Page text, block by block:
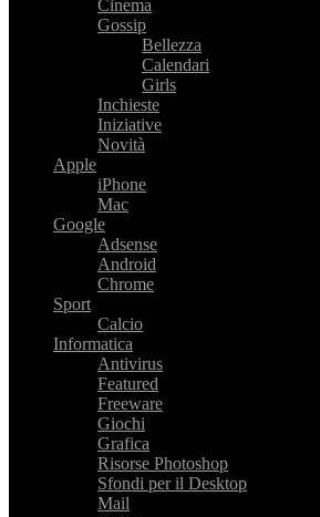
Cinema
Gossip
Bellezza
Calendari
Girls
Inchieste
Iniziative
Novità
Apple
iPhone
Mac
Google
Adsense
Android
Chrome
Sport
Calcio
Informatica
Antivirus
Featured
Freeware
Giochi
Grafica
Risorse Photoshop
Sfondi per il Desktop
Mail